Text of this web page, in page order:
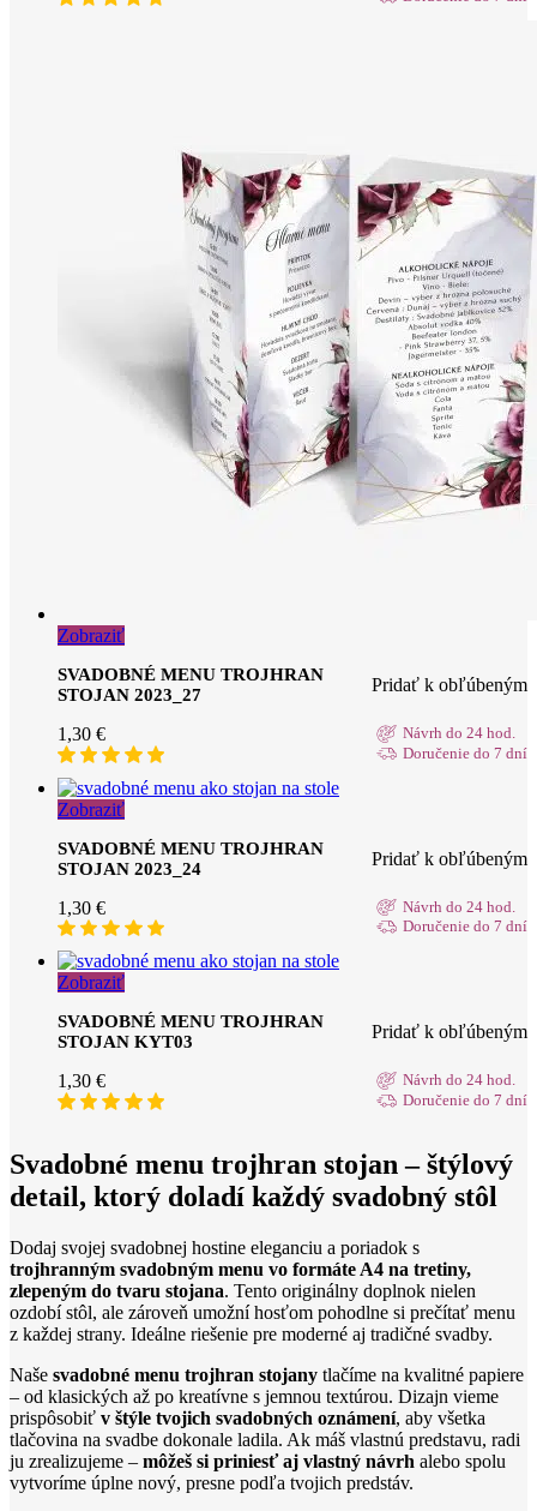
Zobraziť
SVADOBNÉ MENU TROJHRAN
STOJAN 2023_27
Pridať k obľúbeným
1,30 €
Návrh do 24 hod.
Doručenie do 7 dní
Zobraziť
SVADOBNÉ MENU TROJHRAN
STOJAN 2023_24
Pridať k obľúbeným
1,30 €
Návrh do 24 hod.
Doručenie do 7 dní
Zobraziť
SVADOBNÉ MENU TROJHRAN
STOJAN KYT03
Pridať k obľúbeným
1,30 €
Návrh do 24 hod.
Doručenie do 7 dní
Svadobné menu trojhran stojan – štýlový
detail, ktorý doladí každý svadobný stôl
Dodaj svojej svadobnej hostine eleganciu a poriadok s
trojhranným svadobným menu vo formáte A4 na tretiny,
zlepeným do tvaru stojana. Tento originálny doplnok nielen
ozdobí stôl, ale zároveň umožní hosťom pohodlne si prečítať menu
z každej strany. Ideálne riešenie pre moderné aj tradičné svadby.
Naše svadobné menu trojhran stojany tlačíme na kvalitné papiere
– od klasických až po kreatívne s jemnou textúrou. Dizajn vieme
prispôsobiť v štýle tvojich svadobných oznámení, aby všetka
tlačovina na svadbe dokonale ladila. Ak máš vlastnú predstavu, radi
ju zrealizujeme – môžeš si priniesť aj vlastný návrh alebo spolu
vytvoríme úplne nový, presne podľa tvojich predstáv.